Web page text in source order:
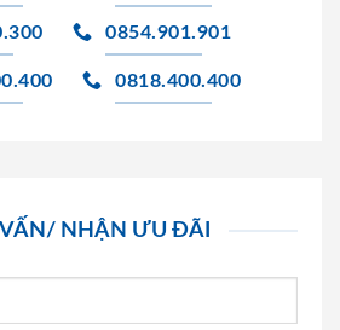
0854.901.901
0818.400.400
NHẬN ƯU ĐÃI